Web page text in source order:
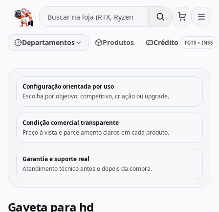
Pular para o conteúdo
Departamentos
Placa de vídeo
Placa-mãe Memória
SSD/HD Periféricos
PC Gamer Notebooks
Produtos Crédito FGTS • INSS
‹ ›
Configuração orientada por uso
Escolha por objetivo: competitivo, criação ou upgrade.
Condição comercial transparente
Preço à vista e parcelamento claros em cada produto.
Garantia e suporte real
Atendimento técnico antes e depois da compra.
Gaveta para hd